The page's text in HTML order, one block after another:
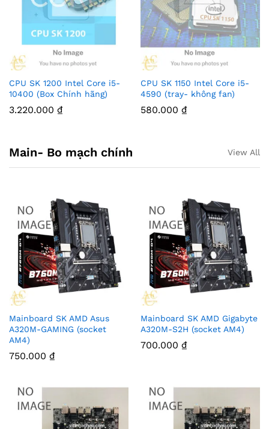
CPU SK 1200 Intel Core i5-
10400 (Box Chính hãng)
3.220.000 ₫
CPU SK 1150 Intel Core i5-
4590 (tray- không fan)
580.000 ₫
Main- Bo mạch chính View All
Mainboard SK AMD Asus
A320M-GAMING (socket
AM4)
750.000 ₫
Mainboard SK AMD Gigabyte
A320M-S2H (socket AM4)
700.000 ₫